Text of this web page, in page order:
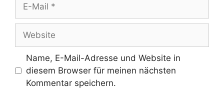
Website
Name, E-Mail-Adresse und Website in
diesem Browser für meinen nächsten
Kommentar speichern.